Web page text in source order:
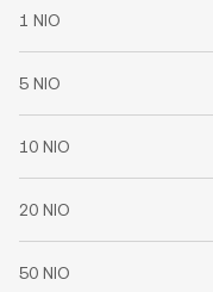
1 NIO
5 NIO
10 NIO
20 NIO
50 NIO